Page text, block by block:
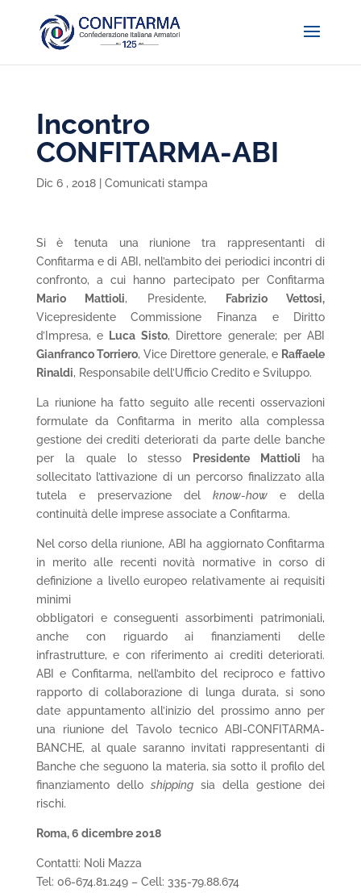
Incontro
CONFITARMA-ABI
Dic 6 , 2018| Comunicati stampa
Si è tenuta una riunione tra rappresentanti di
Confitarma e di ABI, nell’ambito dei periodici incontri di
confronto, a cui hanno partecipato per Confitarma
Mario Mattioli, Presidente,
Fabrizio Vettosi,
Vicepresidente Commissione Finanza e Diritto
d’Impresa, e Luca Sisto, Direttore generale; per ABI
Gianfranco Torriero, Vice Direttore generale, e Raffaele
Rinaldi, Responsabile dell’Ufficio Credito e Sviluppo.
La riunione ha fatto seguito alle recenti osservazioni
formulate da Confitarma in merito alla complessa
gestione dei crediti deteriorati da parte delle banche
per la quale lo stesso
Presidente Mattioli ha
sollecitato l’attivazione di un percorso finalizzato alla
tutela e preservazione delknow-how e della
continuità delle imprese associate a Confitarma.
Nel corso della riunione, ABI ha aggiornato Confitarma
in merito alle recenti novità normative in corso di
definizione a livello europeo relativamente ai requisiti
minimi
obbligatori e conseguenti assorbimenti patrimoniali,
anche con riguardo ai finanziamenti delle
infrastrutture, e con riferimento ai crediti deteriorati.
ABI e Confitarma, nell’ambito del reciproco e fattivo
rapporto di collaborazione di lunga durata, si sono
date appuntamento all’inizio del prossimo anno per
una riunione del Tavolo tecnico ABI-CONFITARMA-
BANCHE, al quale saranno invitati rappresentanti di
Banche che seguono la materia, sia sotto il profilo del
finanziamento dello shippingsia della gestione dei
rischi.
Roma, 6 dicembre 2018
Contatti: Noli Mazza
Tel: 06-674.81.249 – Cell: 335-79.88.674